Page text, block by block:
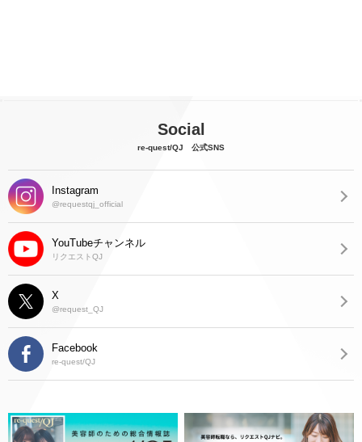
Social
re-quest/QJ 公式SNS
Instagram
@requestqj_official
YouTubeチャンネル
リクエストQJ
X
@request_QJ
Facebook
re-quest/QJ